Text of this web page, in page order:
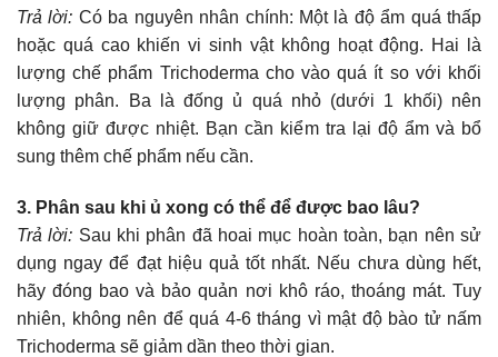
Trả lời: Có ba nguyên nhân chính: Một là độ ẩm quá thấp
hoặc quá cao khiến vi sinh vật không hoạt động. Hai là
lượng chế phẩm Trichoderma cho vào quá ít so với khối
lượng phân. Ba là đống ủ quá nhỏ (dưới 1 khối) nên
không giữ được nhiệt. Bạn cần kiểm tra lại độ ẩm và bổ
sung thêm chế phẩm nếu cần.
3. Phân sau khi ủ xong có thể để được bao lâu?
Trả lời: Sau khi phân đã hoai mục hoàn toàn, bạn nên sử
dụng ngay để đạt hiệu quả tốt nhất. Nếu chưa dùng hết,
hãy đóng bao và bảo quản nơi khô ráo, thoáng mát. Tuy
nhiên, không nên để quá 4-6 tháng vì mật độ bào tử nấm
Trichoderma sẽ giảm dần theo thời gian.